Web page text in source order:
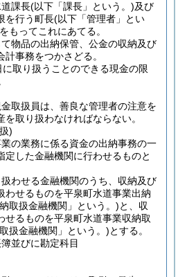
課長(以下「課長」という。)及び
を行う町長(以下「管理者」とい
もってこれにあてる。
物品の出納保管、公金の収納及び
事務をつかさどる。
取り扱うことのできる現金の限
取扱員は、善良な管理者の注意を
取り扱わなければならない。
)
の業務に係る資金の出納事務の一
定した金融機関に行わせるものと
わせる金融機関のうち、収納及び
わせるものを平泉町水道事業出納
取扱金融機関」という。)と、収
せるものを平泉町水道事業収納取
扱金融機関」という。)とする。
並びに勘定科目